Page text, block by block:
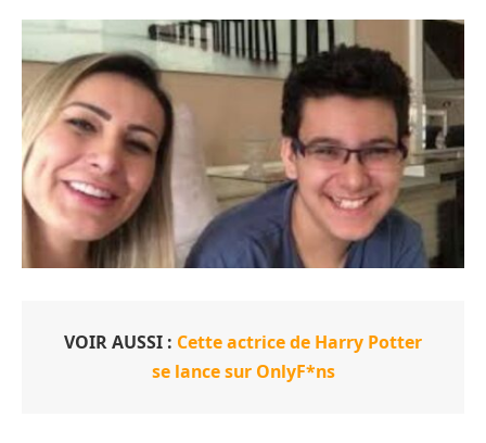
VOIR AUSSI : Cette actrice de Harry Potter
se lance sur OnlyF*ns